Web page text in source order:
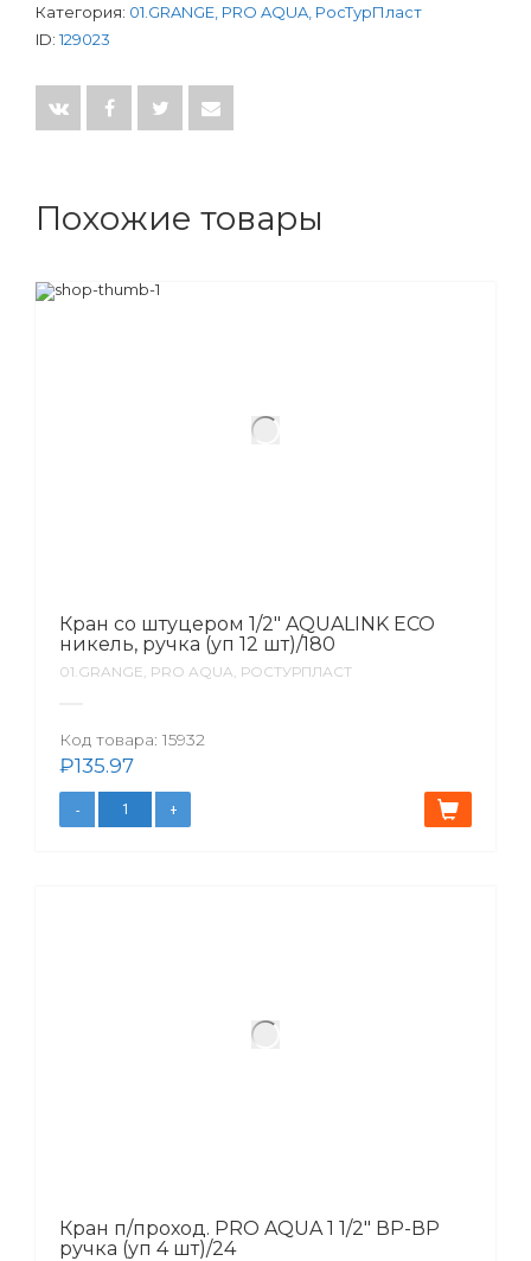
Категория: 01.GRANGE, PRO AQUA, РосТурПласт
ID: 129023
Похожие товары
Кран со штуцером 1/2″ AQUALINK ECO
никель, ручка (уп 12 шт)/180
01.GRANGE, PRO AQUA, РОСТУРПЛАСТ
Код товара: 15932
₽135.97
Кран п/проход. PRO AQUA 1 1/2″ ВР-ВР
ручка (уп 4 шт)/24